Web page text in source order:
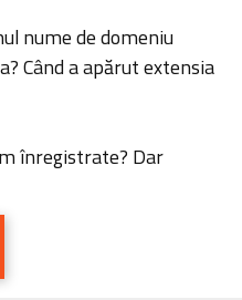
nume de domeniu
Când a apărut extensia
înregistrate? Dar